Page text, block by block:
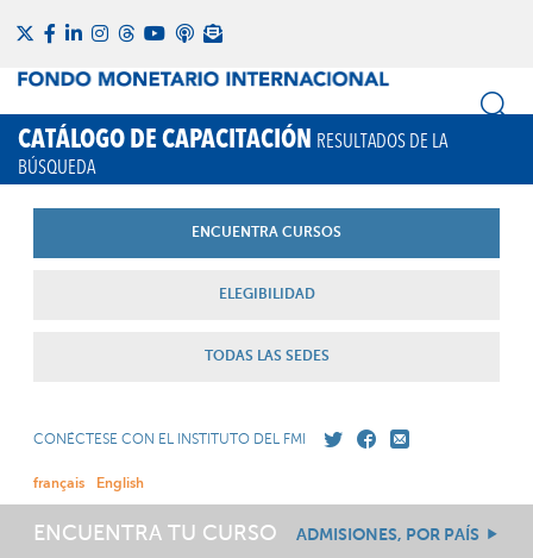
CATÁLOGO DE CAPACITACIÓN RESULTADOS DE LA
BÚSQUEDA
ENCUENTRA CURSOS
ELEGIBILIDAD
TODAS LAS SEDES
CONÉCTESE CON EL INSTITUTO DEL FMI
français English
ENCUENTRA TU CURSO ADMISIONES, POR PAÍS